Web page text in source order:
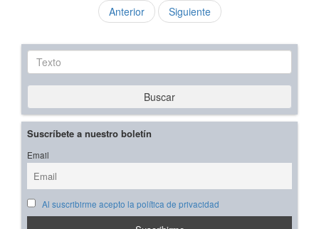
Anterior Siguiente
Texto
Buscar
Suscríbete a nuestro boletín
Email
Al suscribirme acepto la política de privacidad